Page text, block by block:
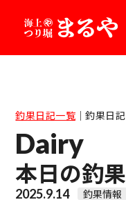
釣果日記一覧｜釣果日記
Dairy
本日の釣果
2025.9.14 釣果情報